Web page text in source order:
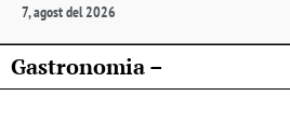
7, agost del 2026
Gastronomia –